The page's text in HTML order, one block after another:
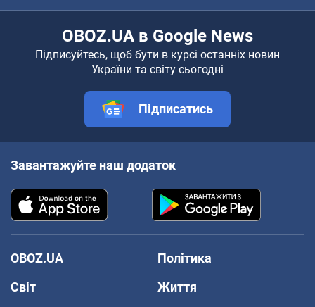
OBOZ.UA в Google News
Підписуйтесь, щоб бути в курсі останніх новин
України та світу сьогодні
Підписатись
Завантажуйте наш додаток
OBOZ.UA
Політика
Світ
Життя